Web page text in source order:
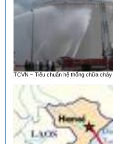
TCVN – Tiêu chuẩn hệ thống chữa